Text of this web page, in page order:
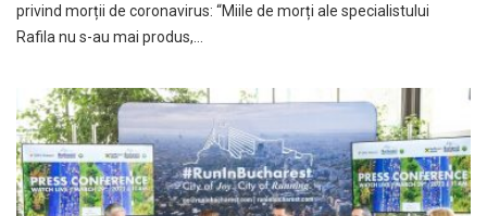
privind morții de coronavirus: “Miile de morți ale specialistului
Rafila nu s-au mai produs,…